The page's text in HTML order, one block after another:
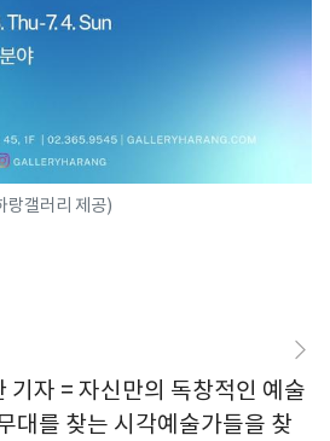
갤러리 제공)
기자 = 자신만의 독창적인 예술
대를 찾는 시각예술가들을 찾